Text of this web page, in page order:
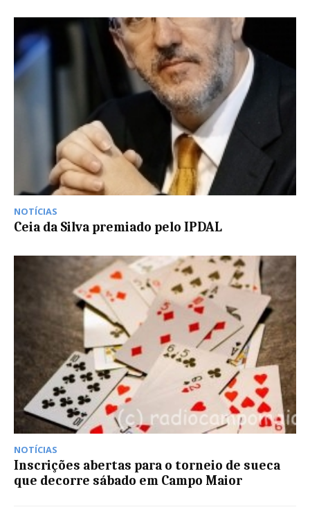
NOTÍCIAS
Ceia da Silva premiado pelo IPDAL
NOTÍCIAS
Inscrições abertas para o torneio de sueca
que decorre sábado em Campo Maior